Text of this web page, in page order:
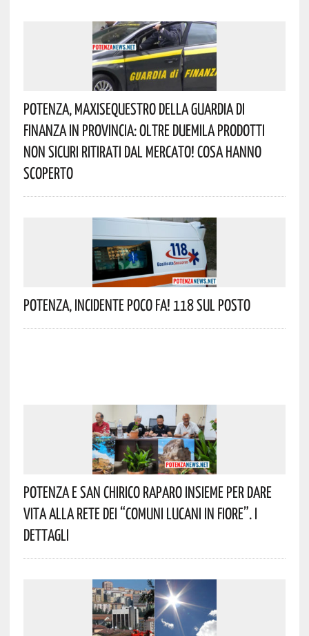
Potenza, Maxisequestro Della Guardia Di
Finanza In Provincia: Oltre Duemila Prodotti
Non Sicuri Ritirati Dal Mercato! Cosa Hanno
Scoperto
Potenza, Incidente Poco Fa! 118 Sul Posto
Potenza E San Chirico Raparo Insieme Per Dare
Vita Alla Rete Dei “Comuni Lucani In Fiore”. I
Dettagli